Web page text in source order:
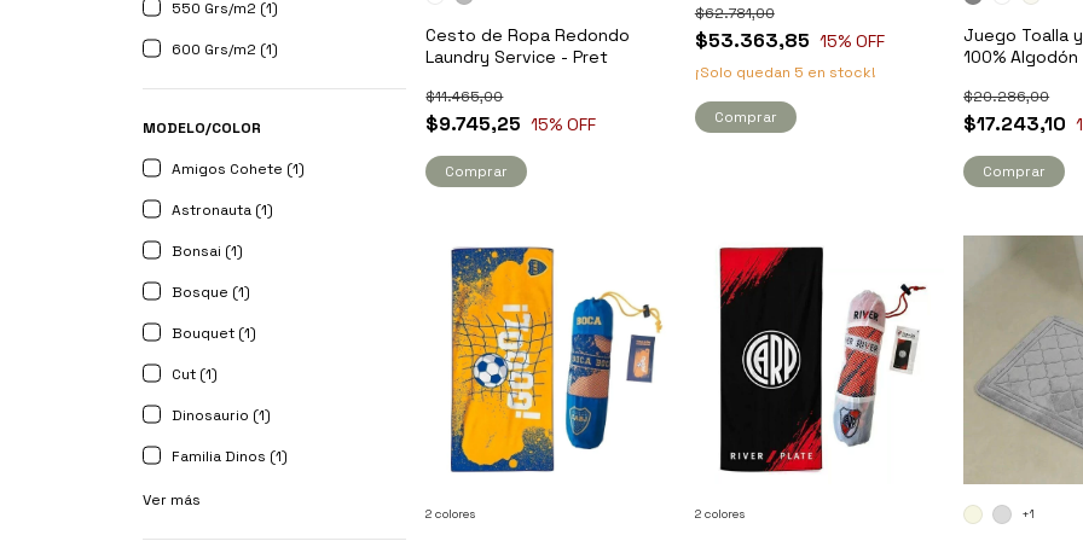
550 Grs/m2 (1)
600 Grs/m2 (1)
MODELO/COLOR
Amigos Cohete (1)
Astronauta (1)
Bonsai (1)
Bosque (1)
Bouquet (1)
Cut (1)
Dinosaurio (1)
Familia Dinos (1)
Ver más
Cesto de Ropa Redondo
Laundry Service - Pret
$9.745,25
$11.465,00
15% OFF
Comprar
$53.363,85
$62.781,00
15% OFF
¡Solo quedan 5 en stock!
Comprar
Juego Toalla
100%
$17.243,10
$20.286,00
Comprar
2 colores 2 colores +1